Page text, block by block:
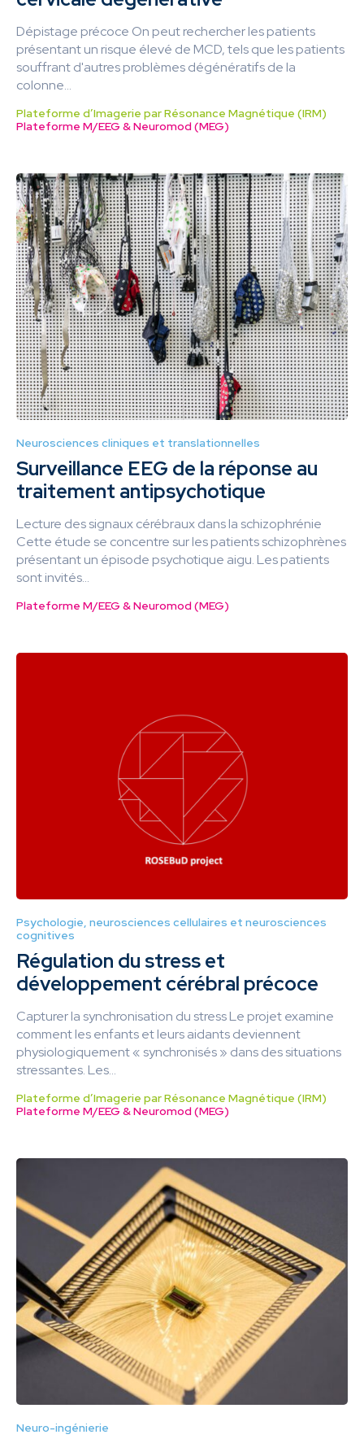
Dépistage précoce On peut rechercher les patients
présentant un risque élevé de MCD, tels que les patients
souffrant d'autres problèmes dégénératifs de la
colonne...
Plateforme d’Imagerie par Résonance Magnétique (IRM)
Plateforme M/EEG & Neuromod (MEG)
Neurosciences cliniques et translationnelles
Surveillance EEG de la réponse au
traitement antipsychotique
Lecture des signaux cérébraux dans la schizophrénie
Cette étude se concentre sur les patients schizophrènes
présentant un épisode psychotique aigu. Les patients
sont invités...
Plateforme M/EEG & Neuromod (MEG)
Psychologie, neurosciences cellulaires et neurosciences
cognitives
Régulation du stress et
développement cérébral précoce
Capturer la synchronisation du stress Le projet examine
comment les enfants et leurs aidants deviennent
physiologiquement « synchronisés » dans des situations
stressantes. Les...
Plateforme d’Imagerie par Résonance Magnétique (IRM)
Plateforme M/EEG & Neuromod (MEG)
Neuro-ingénierie